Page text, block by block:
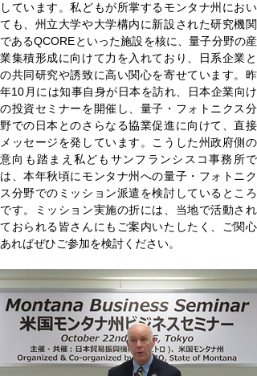
しています。私どもが所掌するモンタナ州におい
ても、州立大学や大学構内に新設された研究機関
であるQCOREといった施設を核に、量子分野の産
業集積形成に向けて力を入れており、日系企業と
の共同研究や誘致に高い関心を寄せています。昨
年10月には知事自身が日本を訪れ、日本企業向け
の投資セミナーを開催し、量子・フォトニクス分
野での日本とのさらなる協業促進に向けて、直接
メッセージを発しています。こうした州政府側の
意向も踏まえ私どもサンフランシスコ事務所で
は、本年秋頃にモンタナ州への量子・フォトニク
ス分野でのミッション派遣を検討しているところ
です。ミッション実施の折には、当地で活動され
ておられる皆さんにもご案内いたしたく、ご関心
あればぜひご参加を検討ください。